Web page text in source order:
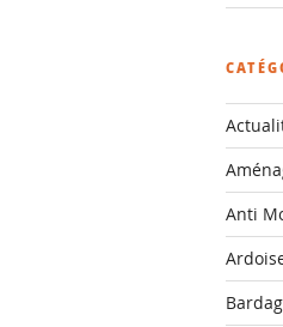
Anti